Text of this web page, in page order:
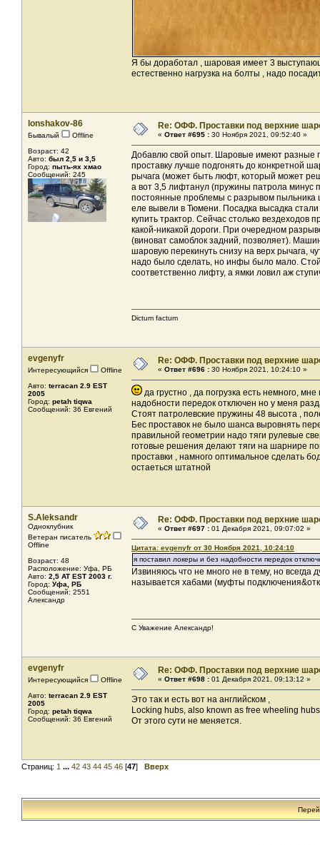
Я бы доработал , шаровая имеет 3
естественно нагрузка на болты , надо
lonshakov-86
Бывалый
Offline
Возраст: 42
Авто: был 2,5 и 3,5
Город: пыть-ях хмао
Сообщений: 245
Re: ОФФ. Проставки под верхние
« Ответ #695 : 30 Ноября 2021, 09:52:40 »
Добавлю свой опыт. Шаровые имеют разные
проставку лучше подгонять до конкретной
рычага (может быть люфт, который может
а вот 3,5 лифтанул (пружины патрола минус
постоянные проблемы с разрывом пыльника
еле вывели в Тюмени. Посадка высадка
купить трактор. Сейчас столько вездеходов
какой-никакой дороги. При очередном
(виноват самоблок задний, позволяет).
шаровую перекинуть снизу на верх рычага,
надо было сделать, но инфы было мало.
соответственно лифту, а ямки ловил аж
Dictum factum
evgenyfr
Интересующийся
Offline
Авто: terracan 2.9 EST
2005
Город: petah tiqwa
Сообщений: 36 Евгений
Re: ОФФ. Проставки под верхние
« Ответ #696 : 30 Ноября 2021, 10:24:10 »
да грустно , да погрузка есть немного,
надобности передок отключен но у меня
Стоят патролевские пружины 48 высота ,
Бес проставок не было шанса выровнять
правильной геометрии надо тяги рулевые
готовые решения делают тяги на шарнире
проставки , намного оптимальное сделать
остаеться штатной
S.Aleksandr
Одноклубник
Ветеран писатель
Offline
Возраст: 48
Расположение: Уфа, РБ
Авто: 2,5 AT EST 2003 г.
Город: Уфа, РБ
Сообщений: 2551
Александр
Re: ОФФ. Проставки под верхние
« Ответ #697 : 01 Декабря 2021, 09:07:02 »
Цитата: evgenyfr от 30 Ноября 2021, 10:24:10
я поставил локеры и без надобности передок
Извиняюсь что не много не в тему, но всегда
называется хабами (муфты
С Уважение Александр!
evgenyfr
Интересующийся
Offline
Авто: terracan 2.9 EST
2005
Город: petah tiqwa
Сообщений: 36 Евгений
Re: ОФФ. Проставки под верхние
« Ответ #698 : 01 Декабря 2021, 09:13:12 »
Это так и есть вот на английском ,
Locking hubs, also known as free wheeling
От этого сути не меняется.
Страниц: 1 ... 42 43 44 45 46 [47] Вверх